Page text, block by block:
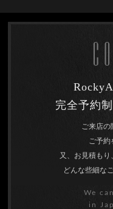
完全予約
ご来店の
ご予約
又、お見積もり
どんな些細な
We
in